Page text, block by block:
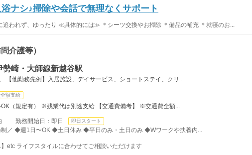
ナシ♪掃除や会話で無理なくサポート
われず、ゆったり ≪具体的には≫ ＊シーツ交換やお掃除 ＊備品の補充 ＊就寝のお...
介護等）
崎・大師線新越谷駅
【他勤務先例】入居施設、デイサービス、ショートステイ、クリ...
額支給
（規定有） ※残業代は別途支給 【交通費備考】 ※交通費全額...
勤務開始日：即日 即日スタート
制／ ◆週1日〜OK ◆土日休み ◆平日のみ・土日のみ ◆Wワークや扶養内...
】etc ライフスタイルに合わせてご相談いただけます